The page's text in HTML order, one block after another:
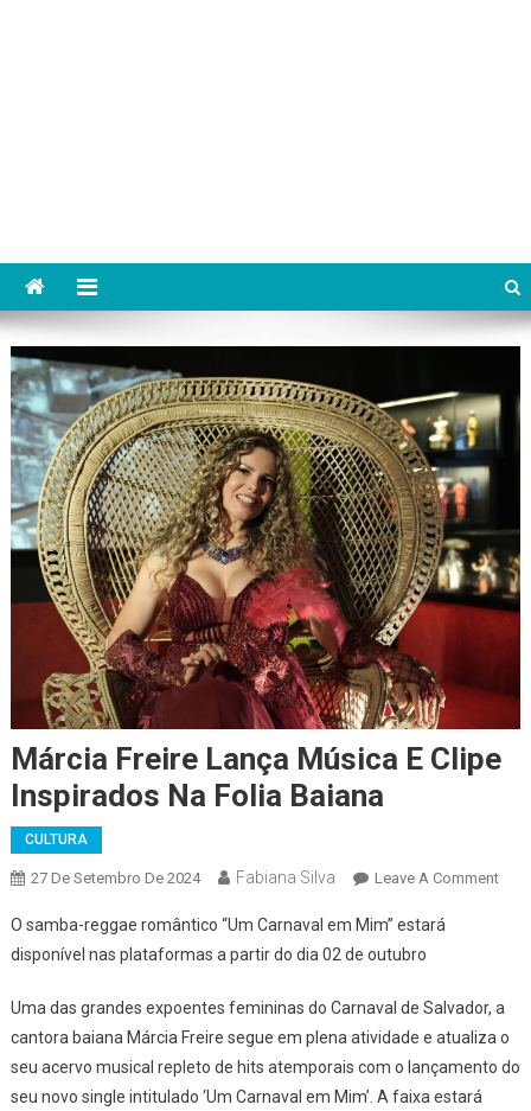
Márcia Freire Lança Música E Clipe
Inspirados Na Folia Baiana
CULTURA
27 De Setembro De 2024 Fabiana Silva Leave A CommentOn
E
Clipe
O samba-reggae romântico “Um Carnaval em Mim” estará
disponível nas plataformas a partir do dia 02 de outubro
Uma das grandes expoentes femininas do Carnaval de Salvador, a
cantora baiana Márcia Freire segue em plena atividade e atualiza o
seu acervo musical repleto de hits atemporais com o lançamento do
seu novo single intitulado ‘Um Carnaval em Mim’. A faixa estará